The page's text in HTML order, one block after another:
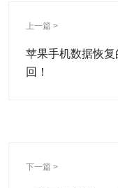
上一篇 >
苹果手机数据恢
回！
下一篇 >